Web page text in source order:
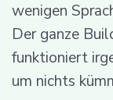
wenigen
Der ganze
funktioniert
um nichts